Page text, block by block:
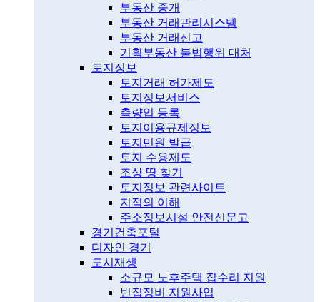
부동산 중개
부동산 거래관리시스템
부동산 거래신고
기획부동산 불법행위 대처
토지정보
토지거래 허가제도
토지정보서비스
측량업 등록
토지이용규제정보
토지민원 발급
토지 수용제도
조상 땅 찾기
토지정보 관련사이트
지적의 이해
주소정보시설 안전신문고
경기건축포털
디자인 경기
도시재생
소규모 노후주택 집수리 지원
빈집정비 지원사업